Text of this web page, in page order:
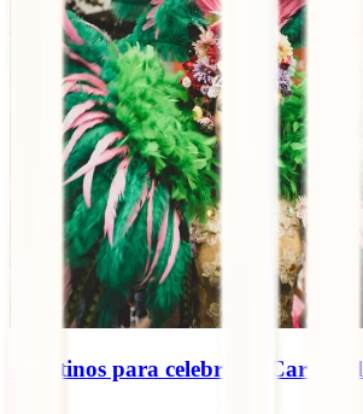
5 destinos para celebrar o Carnaval